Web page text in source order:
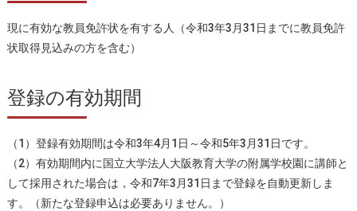
現に有効な教員免許状を有する人（令和3年3月31日までに教員免許
状取得見込みの方を含む）
登録の有効期間
（1）登録有効期間は令和3年4月1日～令和5年3月31日です。
（2）有効期間内に国立大学法人大阪教育大学の附属学校園に講師と
して採用された場合は，令和7年3月31日まで登録を自動更新しま
す。（新たな登録申込は必要ありません。）